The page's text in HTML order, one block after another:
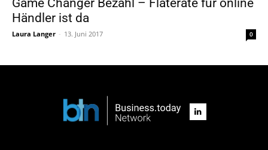
Game Changer Bezahl – Flaterate für online
Händler ist da
Laura Langer - 13. Juni 2017 0